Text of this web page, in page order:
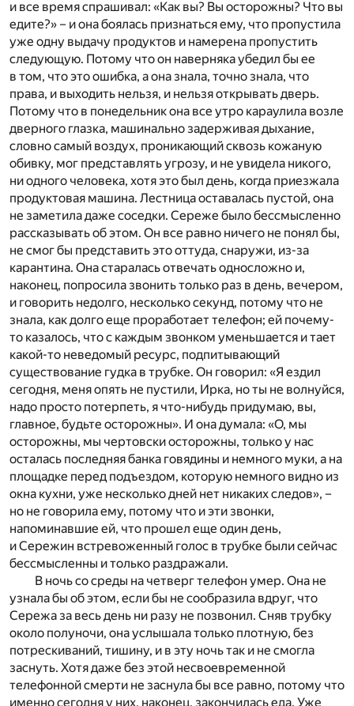
и все время спрашивал: «Как вы? Вы осторожны? Что вы
едите?» – и она боялась признаться ему, что пропустила
уже одну выдачу продуктов и намерена пропустить
следующую. Потому что он наверняка убедил бы ее
в том, что это ошибка, а она знала, точно знала, что
права, и выходить нельзя, и нельзя открывать дверь.
Потому что в понедельник она все утро караулила возле
дверного глазка, машинально задерживая дыхание,
словно самый воздух, проникающий сквозь кожаную
обивку, мог представлять угрозу, и не увидела никого,
ни одного человека, хотя это был день, когда приезжала
продуктовая машина. Лестница оставалась пустой, она
не заметила даже соседки. Сереже было бессмысленно
рассказывать об этом. Он все равно ничего не понял бы,
не смог бы представить это оттуда, снаружи, из-за
карантина. Она старалась отвечать односложно и,
наконец, попросила звонить только раз в день, вечером,
и говорить недолго, несколько секунд, потому что не
знала, как долго еще проработает телефон; ей почему-
то казалось, что с каждым звонком уменьшается и тает
какой-то неведомый ресурс, подпитывающий
существование гудка в трубке. Он говорил: «Я ездил
сегодня, меня опять не пустили, Ирка, но ты не волнуйся,
надо просто потерпеть, я что-нибудь придумаю, вы,
главное, будьте осторожны». И она думала: «О, мы
осторожны, мы чертовски осторожны, только у нас
осталась последняя банка говядины и немного муки, а на
площадке перед подъездом, которую немного видно из
окна кухни, уже несколько дней нет никаких следов», –
но не говорила ему, потому что и эти звонки,
напоминавшие ей, что прошел еще один день,
и Сережин встревоженный голос в трубке были сейчас
бессмысленны и только раздражали.
В ночь со среды на четверг телефон умер. Она не
узнала бы об этом, если бы не сообразила вдруг, что
Сережа за весь день ни разу не позвонил. Сняв трубку
около полуночи, она услышала только плотную, без
потрескиваний, тишину, и в эту ночь так и не смогла
заснуть. Хотя даже без этой несвоевременной
телефонной смерти не заснула бы все равно, потому что
именно сегодня у них, наконец, закончилась еда. Уже